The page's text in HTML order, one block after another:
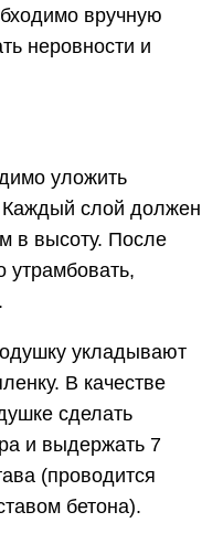
вручную
неровности и
уложить
Каждый слой должен
в высоту. После
утрамбовать,
укладывают
В качестве
сделать
и выдержать 7
(проводится
бетона).